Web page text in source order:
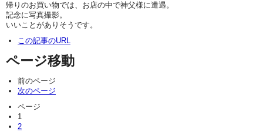
帰りのお買い物では、お店の中で神父様に遭遇。
記念に写真撮影。
いいことがありそうです。
この記事のURL
ページ移動
前のページ
次のページ
ページ
1
2